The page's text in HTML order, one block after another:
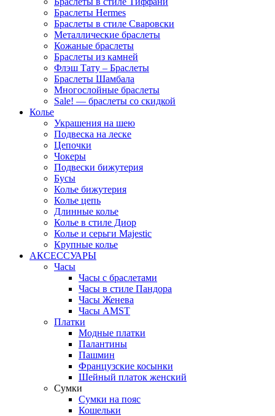
Браслеты Hermes
Браслеты в стиле Сваровски
Металлические браслеты
Кожаные браслеты
Браслеты из камней
Флэш Тату – Браслеты
Браслеты Шамбала
Многослойные браслеты
Sale! — браслеты со скидкой
Колье
Украшения на шею
Подвеска на леске
Цепочки
Чокеры
Подвески бижутерия
Бусы
Колье бижутерия
Колье цепь
Длинные колье
Колье в стиле Диор
Колье и серьги Majestic
Крупные колье
АКСЕССУАРЫ
Часы
Часы с браслетами
Часы в стиле Пандора
Часы Женева
Часы AMST
Платки
Модные платки
Палантины
Пашмин
Французские косынки
Шейный платок женский
Сумки
Сумки на пояс
Кошельки